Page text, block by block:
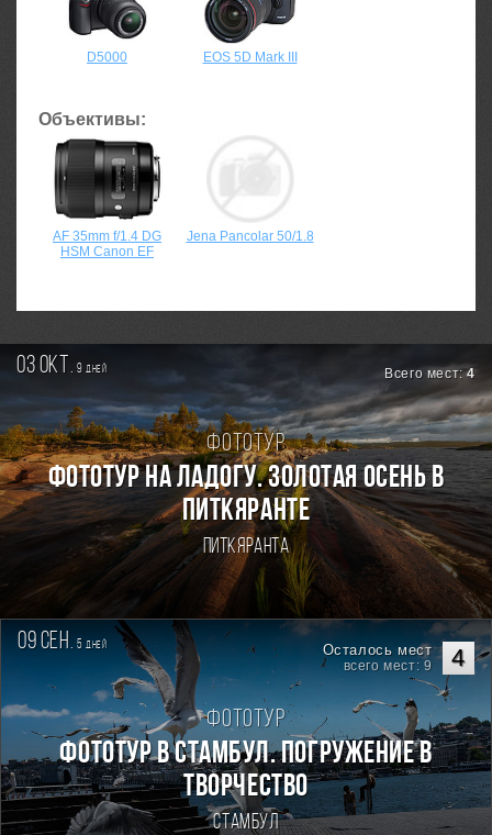
D5000 EOS 5D Mark III
Объективы:
AF 35mm f/1.4 DG
HSM Canon EF
Jena Pancolar 50/1.8
03 окт. 9дней Всего мест:4
Фототур
Фототур на Ладогу. Золотая осень в
Питкяранте
Питкяранта
09 сен. 5дней 4
Осталось мест
всего мест: 9
Фототур
Фототур в Стамбул. Погружение в
творчество
Стамбул